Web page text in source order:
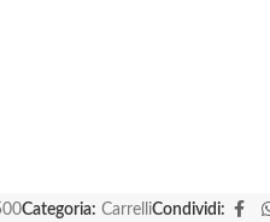
Categoria: CarrelliCondividi: